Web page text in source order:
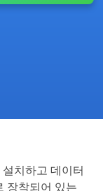
치하고 데이터
장착되어 있는